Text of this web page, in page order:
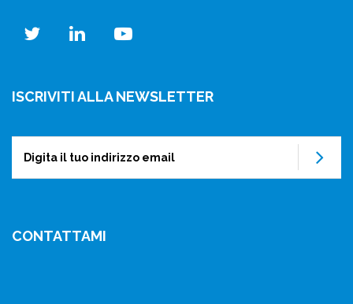
twitterlinkedinyoutube
ISCRIVITI ALLA NEWSLETTER
CONTATTAMI